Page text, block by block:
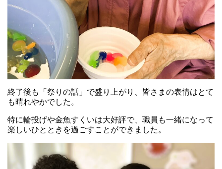
終了後も「祭りの話」で盛り上がり、皆さまの表情はとて
も晴れやかでした。
特に輪投げや金魚すくいは大好評で、職員も一緒になって
楽しいひとときを過ごすことができました。